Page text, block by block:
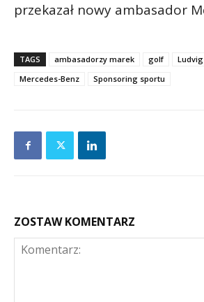
przekazał nowy ambasador
TAGS ambasadorzy marek golf
Mercedes-Benz
Sponsoring sportu
ZOSTAW KOMENTARZ